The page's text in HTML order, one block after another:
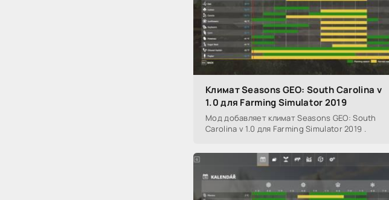
Климат Seasons GEO: South Carolina v
1.0 для Farming Simulator 2019
Мод добавляет климат Seasons GEO: South
Carolina v 1.0 для Farming Simulator 2019 .